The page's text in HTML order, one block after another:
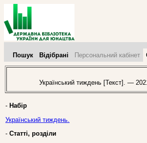
Пошук Відібрані Персональний кабінет
Український тиждень [Текст]. —
- Набір
Український тиждень.
- Статті, розділи